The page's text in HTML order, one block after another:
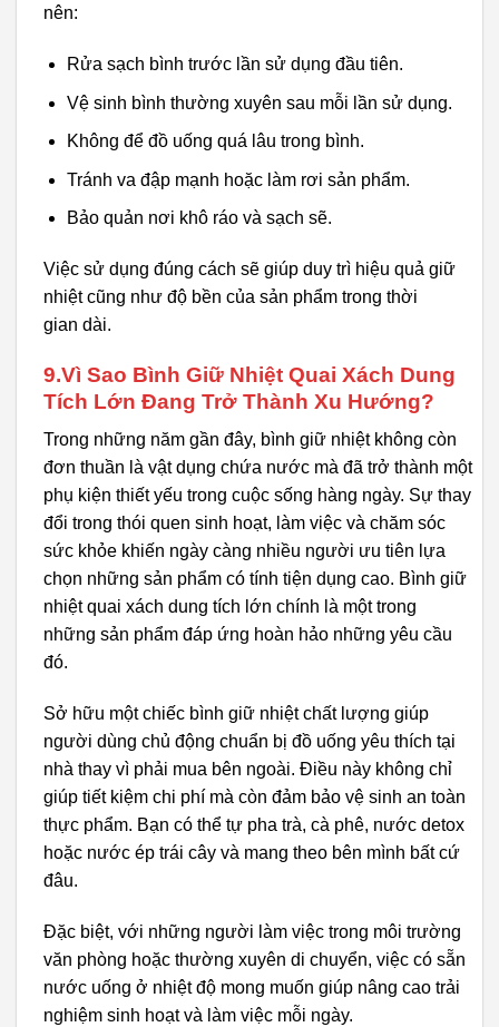
nên:
Rửa sạch bình trước lần sử dụng đầu tiên.
Vệ sinh bình thường xuyên sau mỗi lần sử dụng.
Không để đồ uống quá lâu trong bình.
Tránh va đập mạnh hoặc làm rơi sản phẩm.
Bảo quản nơi khô ráo và sạch sẽ.
Việc sử dụng đúng cách sẽ giúp duy trì hiệu quả giữ
nhiệt cũng như độ bền của sản phẩm trong thời
gian dài.
9.Vì Sao Bình Giữ Nhiệt Quai Xách Dung
Tích Lớn Đang Trở Thành Xu Hướng?
Trong những năm gần đây, bình giữ nhiệt không còn
đơn thuần là vật dụng chứa nước mà đã trở thành một
phụ kiện thiết yếu trong cuộc sống hàng ngày. Sự thay
đổi trong thói quen sinh hoạt, làm việc và chăm sóc
sức khỏe khiến ngày càng nhiều người ưu tiên lựa
chọn những sản phẩm có tính tiện dụng cao. Bình giữ
nhiệt quai xách dung tích lớn chính là một trong
những sản phẩm đáp ứng hoàn hảo những yêu cầu
đó.
Sở hữu một chiếc bình giữ nhiệt chất lượng giúp
người dùng chủ động chuẩn bị đồ uống yêu thích tại
nhà thay vì phải mua bên ngoài. Điều này không chỉ
giúp tiết kiệm chi phí mà còn đảm bảo vệ sinh an toàn
thực phẩm. Bạn có thể tự pha trà, cà phê, nước detox
hoặc nước ép trái cây và mang theo bên mình bất cứ
đâu.
Đặc biệt, với những người làm việc trong môi trường
văn phòng hoặc thường xuyên di chuyển, việc có sẵn
nước uống ở nhiệt độ mong muốn giúp nâng cao trải
nghiệm sinh hoạt và làm việc mỗi ngày.